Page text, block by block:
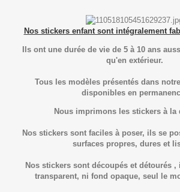
Nos stickers enfant sont intégralement
Ils ont une durée de vie de 5 à 10 ans
qu'en extérieur.
Tous les modèles présentés dans
disponibles en
Nous imprimons les stickers à la
Nos stickers sont faciles à poser, ils se
surfaces propres, dures et
Nos stickers sont découpés et détourés
transparent, ni fond opaque, seul le